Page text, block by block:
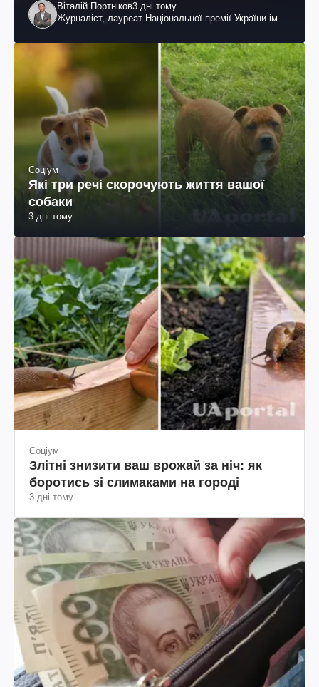
Віталій Портніков3 дні тому
Журналіст, лауреат Національної премії України ім.
Соціум
Які три речі скорочують життя вашої
собаки
3 дні тому
Соціум
Злітні знизити ваш врожай за ніч: як
боротись зі слимаками на городі
3 дні тому